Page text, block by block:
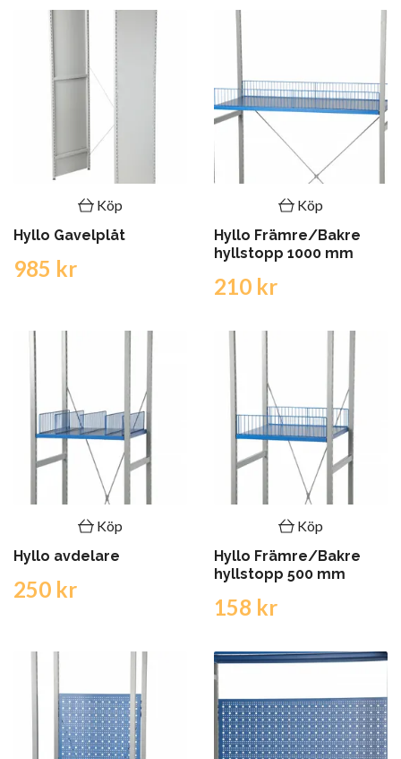
Köp
Hyllo Gavelplåt
985 kr
Köp
Hyllo Främre/Bakre
hyllstopp 1000 mm
210 kr
Köp
Hyllo avdelare
250 kr
Köp
Hyllo Främre/Bakre
hyllstopp 500 mm
158 kr